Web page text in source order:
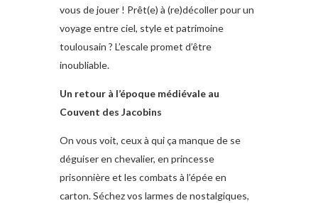
vous de jouer ! Prêt(e) à (re)décoller pour un
voyage entre ciel, style et patrimoine
toulousain ? L’escale promet d’être
inoubliable.
Un retour à l’époque médiévale au
Couvent des Jacobins
On vous voit, ceux à qui ça manque de se
déguiser en chevalier, en princesse
prisonnière et les combats à l’épée en
carton. Séchez vos larmes de nostalgiques,